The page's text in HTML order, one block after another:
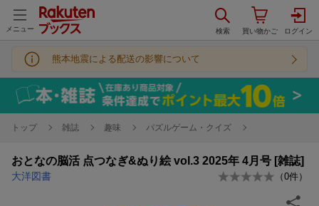
メニュー
熊本地震による配送の影響について
トップ 雑誌 趣味 パズルゲーム・クイズ
おとなの脳活 点つなぎ&ぬり絵 vol.3 2025年 4月号 [雑誌]
大洋図書 （0件）